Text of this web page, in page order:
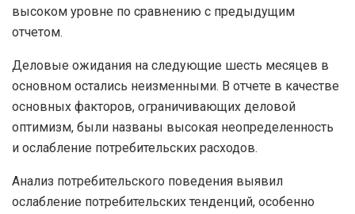
высоком уровне по сравнению с предыдущим
отчетом.
Деловые ожидания на следующие шесть месяцев в
основном остались неизменными. В отчете в качестве
основных факторов, ограничивающих деловой
оптимизм, были названы высокая неопределенность
и ослабление потребительских расходов.
Анализ потребительского поведения выявил
ослабление потребительских тенденций, особенно